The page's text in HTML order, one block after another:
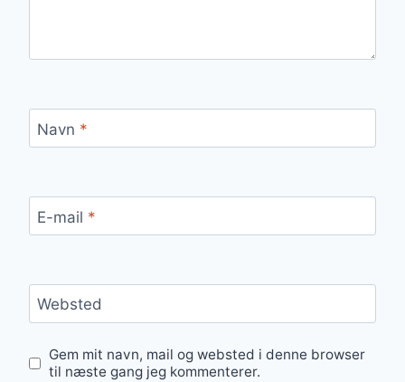
Navn *
E-mail *
Websted
Gem mit navn, mail og websted i denne browser
til næste gang jeg kommenterer.